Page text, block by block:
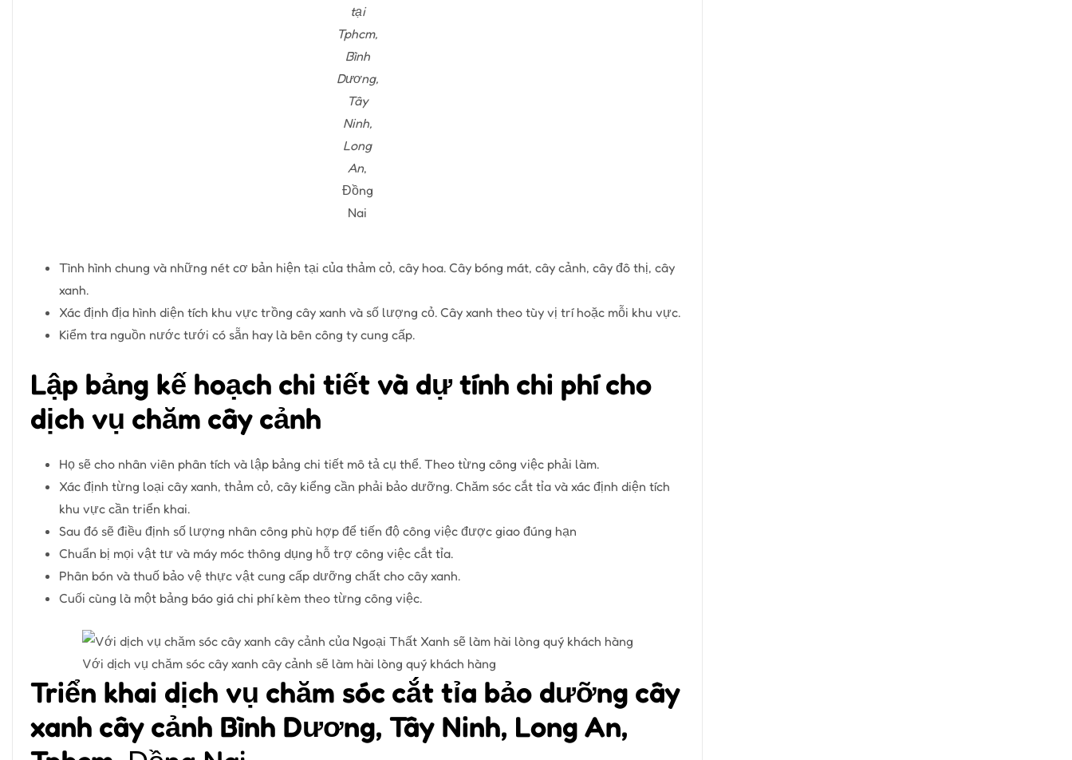
tại
Tphcm,
Bình
Dương,
Tây
Ninh,
Long
An,
Đồng
Nai
Tình hình chung và những nét cơ bản hiện tại của thảm cỏ, cây hoa. Cây bóng mát, cây cảnh, cây đô thị, cây
xanh.
Xác định địa hình diện tích khu vực trồng cây xanh và số lượng cỏ. Cây xanh theo tùy vị trí hoặc mỗi khu vực.
Kiểm tra nguồn nước tưới có sẵn hay là bên công ty cung cấp.
Lập bảng kế hoạch chi tiết và dự tính chi phí cho
dịch vụ chăm cây cảnh
Họ sẽ cho nhân viên phân tích và lập bảng chi tiết mô tả cụ thể. Theo từng công việc phải làm.
Xác định từng loại cây xanh, thảm cỏ, cây kiểng cần phải bảo dưỡng. Chăm sóc cắt tỉa và xác định diện tích
khu vực cần triển khai.
Sau đó sẽ điều định số lượng nhân công phù hợp để tiến độ công việc được giao đúng hạn
Chuẩn bị mọi vật tư và máy móc thông dụng hỗ trợ công việc cắt tỉa.
Phân bón và thuố bảo vệ thực vật cung cấp dưỡng chất cho cây xanh.
Cuối cùng là một bảng báo giá chi phí kèm theo từng công việc.
Với dịch vụ chăm sóc cây xanh cây cảnh sẽ làm hài lòng quý khách hàng
Triển khai dịch vụ chăm sóc cắt tỉa bảo dưỡng cây
xanh cây cảnh Bình Dương, Tây Ninh, Long An,